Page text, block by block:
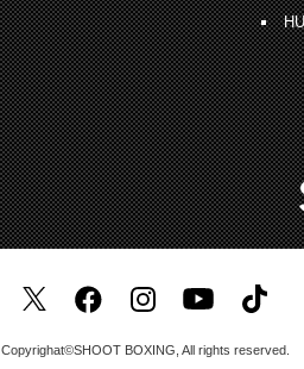
Copyrighat©SHOOT BOXING, All rights reserved.